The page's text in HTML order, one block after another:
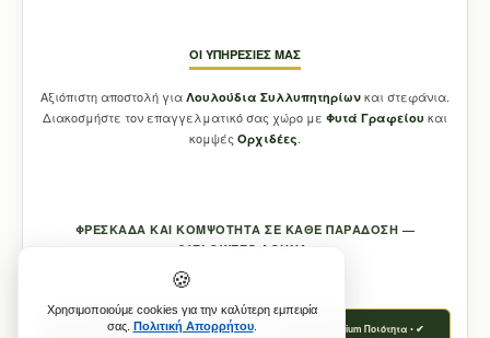
ΟΙ ΥΠΗΡΕΣΊΕΣ ΜΑΣ
Αξιόπιστη αποστολή για Λουλούδια Συλλυπητηρίων και στεφάνια.
Διακοσμήστε τον επαγγελματικό σας χώρο με Φυτά Γραφείου και
κομψές Ορχιδέες.
ΦΡΕΣΚΆΔΑ ΚΑΙ ΚΟΜΨΌΤΗΤΑ ΣΕ ΚΆΘΕ ΠΑΡΆΔΟΣΗ —
21FLOWERS ΑΘΉΝΑ.
✔ Αυθημερόν Παράδοση • ✔ Φρέσκα Καθημερινά • ✔ Premium Ποιότητα • ✔
🍪
Χρησιμοποιούμε cookies για την καλύτερη εμπειρία
σας. Πολιτική Απορρήτου.